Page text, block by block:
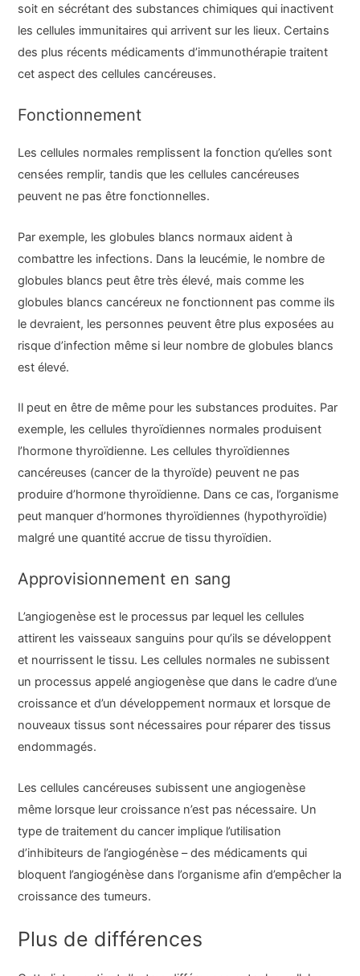
soit en sécrétant des substances chimiques qui inactivent
les cellules immunitaires qui arrivent sur les lieux. Certains
des plus récents médicaments d’immunothérapie traitent
cet aspect des cellules cancéreuses.
Fonctionnement
Les cellules normales remplissent la fonction qu’elles sont
censées remplir, tandis que les cellules cancéreuses
peuvent ne pas être fonctionnelles.
Par exemple, les globules blancs normaux aident à
combattre les infections. Dans la leucémie, le nombre de
globules blancs peut être très élevé, mais comme les
globules blancs cancéreux ne fonctionnent pas comme ils
le devraient, les personnes peuvent être plus exposées au
risque d’infection même si leur nombre de globules blancs
est élevé.
Il peut en être de même pour les substances produites. Par
exemple, les cellules thyroïdiennes normales produisent
l’hormone thyroïdienne. Les cellules thyroïdiennes
cancéreuses (cancer de la thyroïde) peuvent ne pas
produire d’hormone thyroïdienne. Dans ce cas, l’organisme
peut manquer d’hormones thyroïdiennes (hypothyroïdie)
malgré une quantité accrue de tissu thyroïdien.
Approvisionnement en sang
L’angiogenèse est le processus par lequel les cellules
attirent les vaisseaux sanguins pour qu’ils se développent
et nourrissent le tissu. Les cellules normales ne subissent
un processus appelé angiogenèse que dans le cadre d’une
croissance et d’un développement normaux et lorsque de
nouveaux tissus sont nécessaires pour réparer des tissus
endommagés.
Les cellules cancéreuses subissent une angiogenèse
même lorsque leur croissance n’est pas nécessaire. Un
type de traitement du cancer implique l’utilisation
d’inhibiteurs de l’angiogénèse – des médicaments qui
bloquent l’angiogénèse dans l’organisme afin d’empêcher la
croissance des tumeurs.
Plus de différences